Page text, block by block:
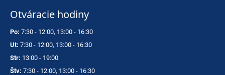
Otváracie hodiny
Po: 7:30 - 12:00, 13:00 - 16:30
Ut: 7:30 - 12:00, 13:00 - 16:30
Str: 13:00 - 19:00
Štv: 7:30 - 12:00, 13:00 - 16:30